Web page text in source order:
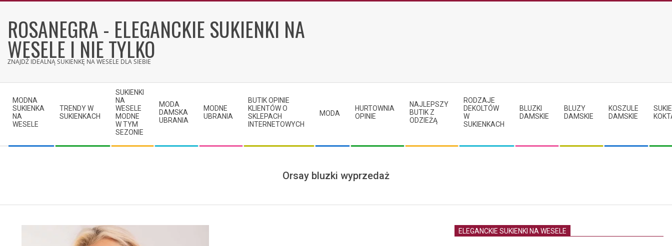
contentROSANEGRA - ELEGANCKIE SUKIENKI NA
WESELE I NIE TYLKO
ZNAJDŹ IDEALNĄ SUKIENKĘ NA WESELE DLA SIEBIE
Navigation
Menu
MODNA
SUKIENKA
NA
WESELE
TRENDY W
SUKIENKACH
SUKIENKI
NA
WESELE
MODNE
W TYM
SEZONIE
MODA
DAMSKA
UBRANIA
MODNE
UBRANIA
BUTIK OPINIE
KLIENTÓW O
SKLEPACH
INTERNETOWYCH
MODA
HURTOWNIA
OPINIE
NAJLEPSZY
BUTIK Z
ODZIEŻĄ
RODZAJE
DEKOLTÓW
W
SUKIENKACH
BLUZKI
DAMSKIE
BLUZY
DAMSKIE
KOSZULE
DAMSKIE
Orsay bluzki wyprzedaż
ELEGANCKIE SUKIENKI NA WESELE